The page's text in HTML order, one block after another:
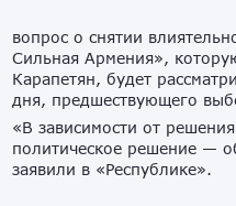
вопрос о снятии
Сильная Армения»,
Карапетян, будет
дня, предшествующего
«В зависимости от
политическое решение —
заявили в «Республике».